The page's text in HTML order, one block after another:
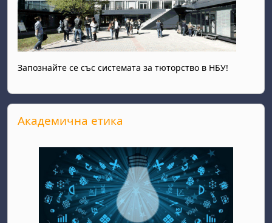
Запознайте се със системата за тюторство в НБУ!
Прескочи Академична етика
Академична етика